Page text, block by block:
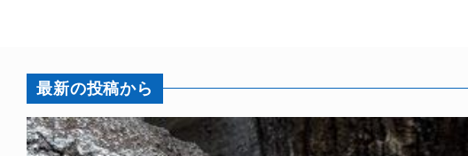
最新の投稿から